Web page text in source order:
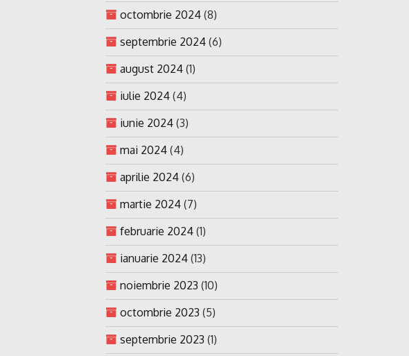
octombrie 2024 (8)
septembrie 2024 (6)
august 2024 (1)
iulie 2024 (4)
iunie 2024 (3)
mai 2024 (4)
aprilie 2024 (6)
martie 2024 (7)
februarie 2024 (1)
ianuarie 2024 (13)
noiembrie 2023 (10)
octombrie 2023 (5)
septembrie 2023 (1)